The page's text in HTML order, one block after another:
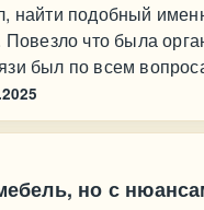
найти подобный
Повезло что была
был по всем
но с